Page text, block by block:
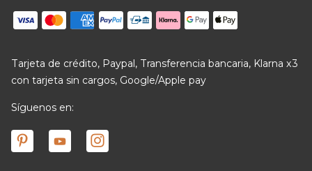
Tarjeta de crédito, Paypal, Transferencia bancaria, Klarna x3
con tarjeta sin cargos, Google/Apple pay
Síguenos en: